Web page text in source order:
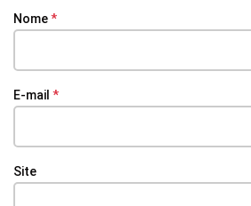
Nome*
E-mail *
Site